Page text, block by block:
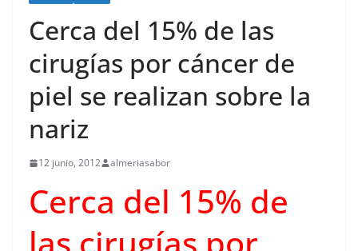
Cerca del 15% de las
cirugías por cáncer de
piel se realizan sobre la
nariz
12 junio, 2012 almeriasabor
Cerca del 15% de